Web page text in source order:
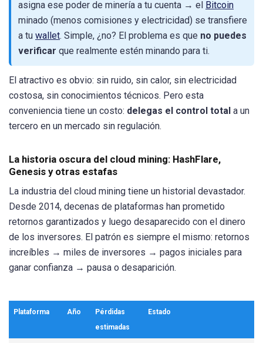
asigna ese poder de minería a tu cuenta → el Bitcoin
minado (menos comisiones y electricidad) se transfiere
a tu wallet. Simple, ¿no? El problema es que no puedes
verificar que realmente estén minando para ti.
El atractivo es obvio: sin ruido, sin calor, sin electricidad
costosa, sin conocimientos técnicos. Pero esta
conveniencia tiene un costo: delegas el control total a un
tercero en un mercado sin regulación.
La historia oscura del cloud mining: HashFlare,
Genesis y otras estafas
La industria del cloud mining tiene un historial devastador.
Desde 2014, decenas de plataformas han prometido
retornos garantizados y luego desaparecido con el dinero
de los inversores. El patrón es siempre el mismo: retornos
increíbles → miles de inversores → pagos iniciales para
ganar confianza → pausa o desaparición.
Plataforma Año
Pérdidas
estimadas
Estado